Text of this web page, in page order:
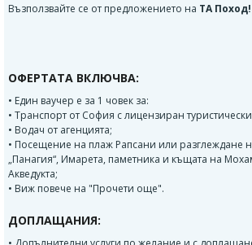
Възползвайте се от предложението на ТА Поход!
ОФЕРТАТА ВКЛЮЧВА:
• Един ваучер е за 1 човек за:
• Транспорт от София с лицензиран туристически
• Водач от агенцията;
• Посещение на плаж Рапсани или разглеждане
„Панагия“, Имарета, паметника и къщата на
Акведукта;
• Виж повече на "Прочети още".
ДОПЛАЩАНИЯ: